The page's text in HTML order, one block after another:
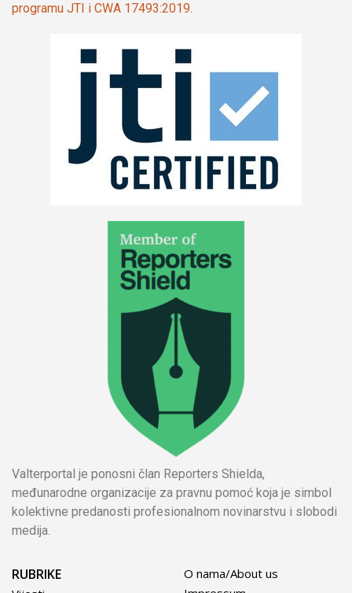
programu JTI i CWA 17493:2019.
Valterportal je ponosni član Reporters Shielda,
međunarodne organizacije za pravnu pomoć koja je simbol
kolektivne predanosti profesionalnom novinarstvu i slobodi
medija.
RUBRIKE
O nama/About us